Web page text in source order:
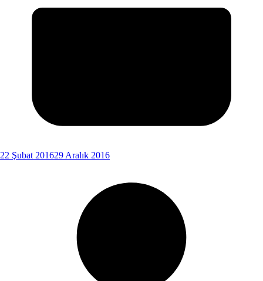
22 Şubat 201629 Aralık 2016